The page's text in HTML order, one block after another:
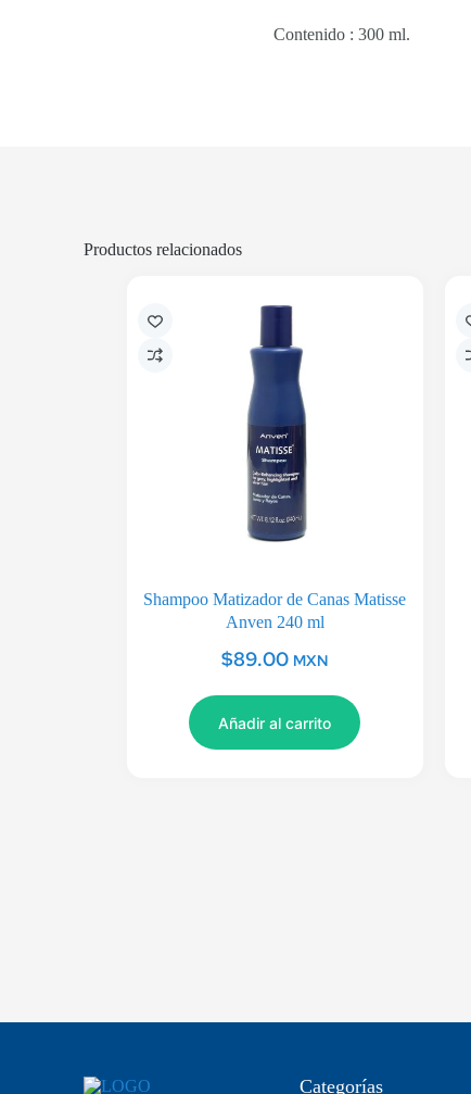
Contenido : 300 ml.
Productos relacionados
Shampoo Matizador de Canas Matisse
Anven 240 ml
$89.00 MXN
Añadir al carrito
Categorías